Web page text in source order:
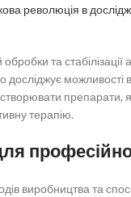
революція в
та
можливості
препарати,
терапію.
виробництва та